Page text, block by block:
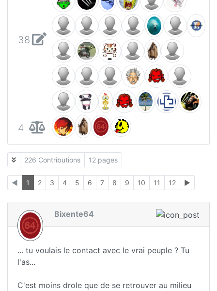
38
4
226 Contributions 12 pages
◄ 1 2 3 4 5 6 7 8 9 10 11 12 ►
Bixente64
... tu voulais le contact avec le vrai peuple ? Tu
l'as...
C'est moins drole que de se retrouver au milieu